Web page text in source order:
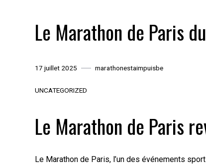
Le Marathon de Paris
17 juillet 2025 marathonestaimpuisbe
UNCATEGORIZED
Le Marathon de Paris
Le Marathon de Paris, l’un des événements